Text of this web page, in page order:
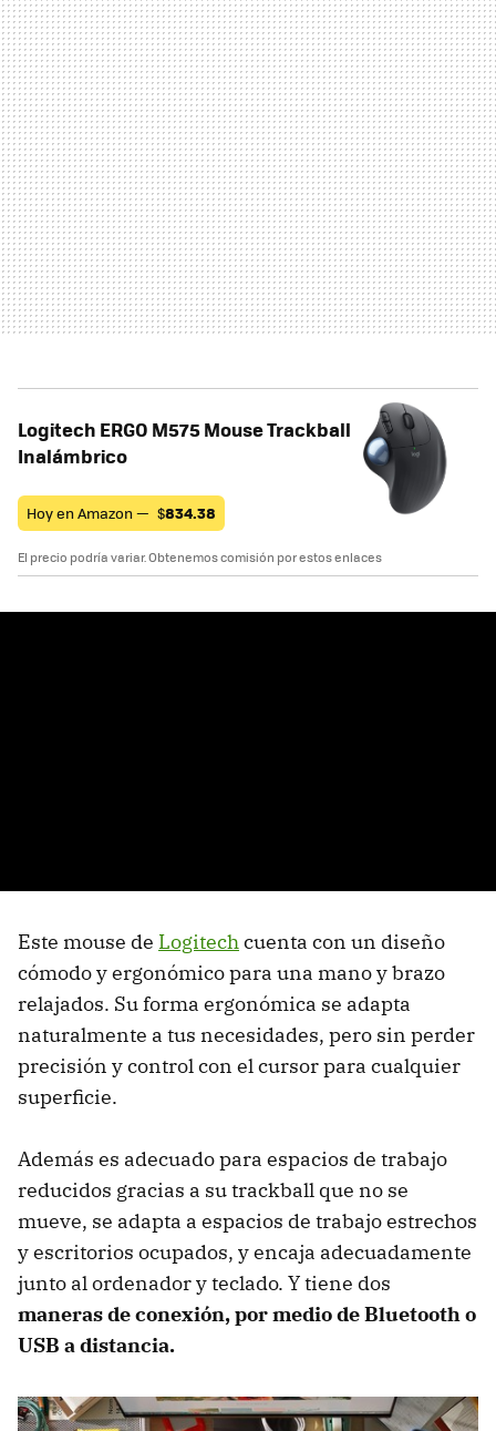
Logitech ERGO M575 Mouse Trackball
Inalámbrico
Hoy en Amazon — $834.38
El precio podría variar. Obtenemos comisión por estos enlaces
Este mouse de Logitechcuenta con un diseño
cómodo y ergonómico para una mano y brazo
relajados. Su forma ergonómica se adapta
naturalmente a tus necesidades, pero sin perder
precisión y control con el cursor para cualquier
superficie.
Además es adecuado para espacios de trabajo
reducidos gracias a su trackball que no se
mueve, se adapta a espacios de trabajo estrechos
y escritorios ocupados, y encaja adecuadamente
junto al ordenador y teclado. Y tiene dos
maneras de conexión, por medio de Bluetooth o
USB a distancia.